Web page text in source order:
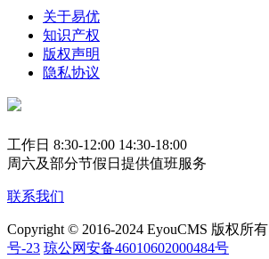
关于易优
知识产权
版权声明
隐私协议
工作日 8:30-12:00 14:30-18:00
周六及部分节假日提供值班服务
联系我们
Copyright © 2016-2024 EyouCMS 版权所有
号-23 琼公网安备46010602000484号